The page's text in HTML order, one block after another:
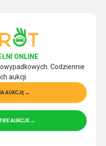
ONLINE
Codziennie
aukcji.
AUKCJĘ
AUKCJE